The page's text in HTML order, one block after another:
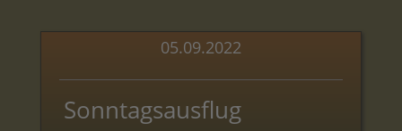
05.09.2022
Sonntagsausflug